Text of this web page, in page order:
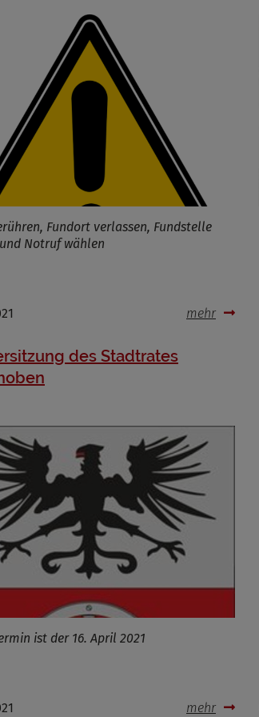
Fundort verlassen, Fundstelle
Notruf wählen
mehr
des Stadtrates
ist der 16. April 2021
mehr